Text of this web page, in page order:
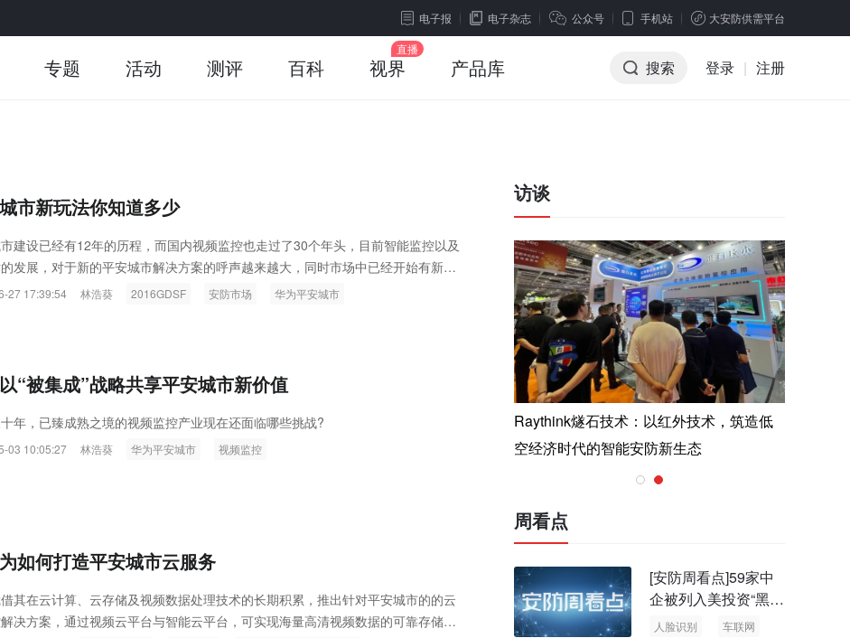
电子报 电子杂志 公众号 手机站 大安防供需平台
专题 活动 测评 百科 视界 产品库 搜索 登录 | 注册
市新玩法你知道多少
建设已经有12年的历程，而国内视频监控也走过了30个年头，目前智能监控以及
发展，对于新的平安城市解决方案的呼声越来越大，同时市场中已经开始有新的
新平安城市发展的旗帜，行业发展也将迎来崭新的一页。
27 17:39:54 林浩葵 2016GDSF 安防市场 华为平安城市
“被集成”战略共享平安城市新价值
年，已臻成熟之境的视频监控产业现在还面临哪些挑战?
03 10:05:27 林浩葵 华为平安城市 视频监控
如何打造平安城市云服务
其在云计算、云存储及视频数据处理技术的长期积累，推出针对平安城市的的云
决方案，通过视频云平台与智能云平台，可实现海量高清视频数据的可靠存储及
访谈
燧石技术：以红外技术，筑造低
时代的智能安防新生态
智联航空：无人机赋能应急救援与医疗运
输行业创新
Raythink燧石技术：以红外技术，筑造低
空经济时代的智能安防新生态
周看点
[安防周看点]59家中
企被列入美投资“黑名
单” 中国信通院启动
人脸识别 车联网